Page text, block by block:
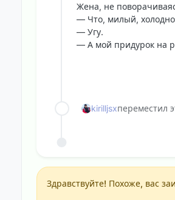
Жена, не
— Что, милый,
— Угу.
— А мой придурок на
kirilljsxпереместил
Здравствуйте! Похоже, вас